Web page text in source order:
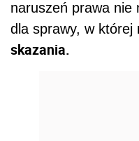
naruszeń prawa nie
dla sprawy, w której
skazania.